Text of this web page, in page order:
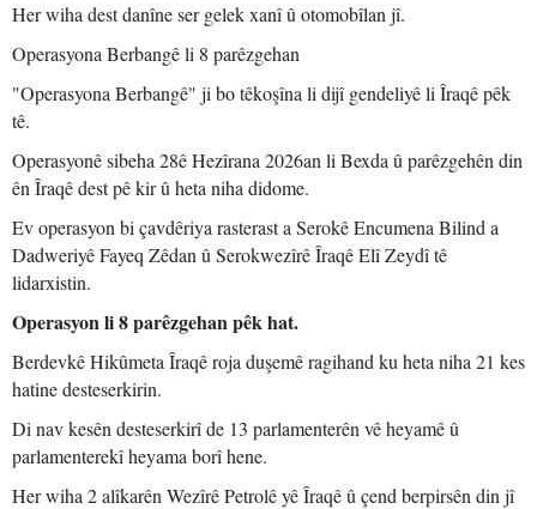
Her wiha dest danîne ser gelek xanî û otomobîlan jî.
Operasyona Berbangê li 8 parêzgehan
"Operasyona Berbangê" ji bo têkoşîna li dijî gendeliyê li Îraqê pêk
tê.
Operasyonê sibeha 28ê Hezîrana 2026an li Bexda û parêzgehên din
ên Îraqê dest pê kir û heta niha didome.
Ev operasyon bi çavdêriya rasterast a Serokê Encumena Bilind a
Dadweriyê Fayeq Zêdan û Serokwezîrê Îraqê Elî Zeydî tê
lidarxistin.
Operasyon li 8 parêzgehan pêk hat.
Berdevkê Hikûmeta Îraqê roja duşemê ragihand ku heta niha 21 kes
hatine desteserkirin.
Di nav kesên desteserkirî de 13 parlamenterên vê heyamê û
parlamenterekî heyama borî hene.
Her wiha 2 alîkarên Wezîrê Petrolê yê Îraqê û çend berpirsên din jî